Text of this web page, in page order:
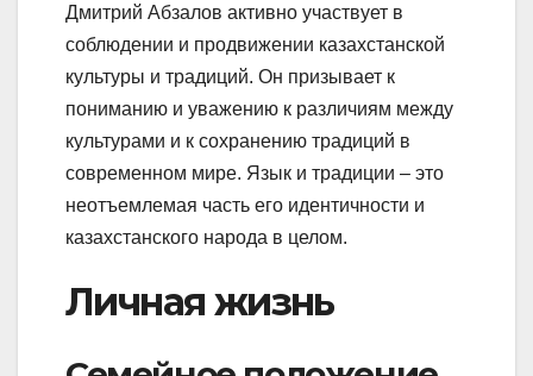
Дмитрий Абзалов активно участвует в
соблюдении и продвижении казахстанской
культуры и традиций. Он призывает к
пониманию и уважению к различиям между
культурами и к сохранению традиций в
современном мире. Язык и традиции – это
неотъемлемая часть его идентичности и
казахстанского народа в целом.
Личная жизнь